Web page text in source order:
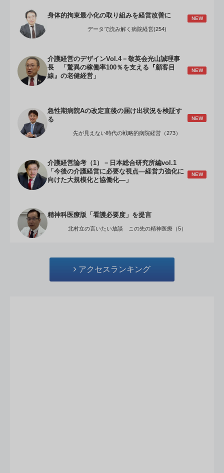
身体的拘束最小化の取り組みを経営改善に NEW
データで読み解く病院経営(254)
介護経営のデザインVol.4－敬英会光山誠理事
長 「驚異の稼働率100％を支える『顧客目
線』の老健経営」
NEW
急性期病院Aの改定直後の届け出状況を検証す
る
NEW
先が見えない時代の戦略的病院経営（273）
介護経営論考（1）－日本総合研究所編vol.1
「今後の介護経営に必要な視点―経営力強化に
向けた大規模化と協働化―」
NEW
精神科医療版「看護必要度」を提言
北村立の言いたい放談 この先の精神医療（5）
アクセスランキング